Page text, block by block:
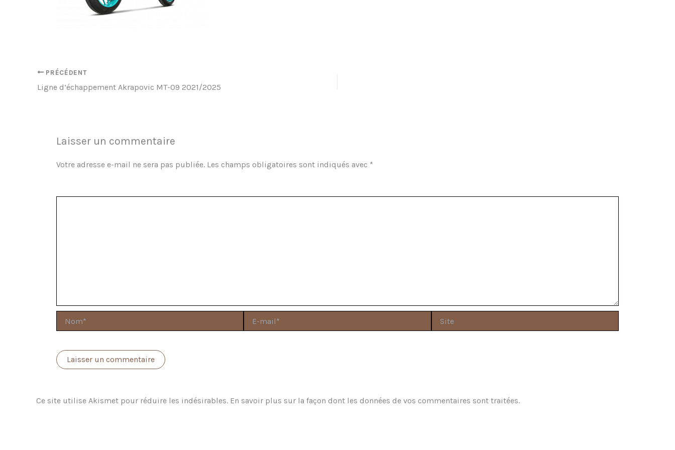
PRÉCÉDENT
Ligne d’échappement Akrapovic MT-09 2021/2025
Laisser un commentaire
Votre adresse e-mail ne sera pas publiée. Les champs obligatoires sont indiqués avec *
mail*
Ce site utilise Akismet pour réduire les indésirables. En savoir plus sur la façon dont les données de vos commentaires sont traitées.